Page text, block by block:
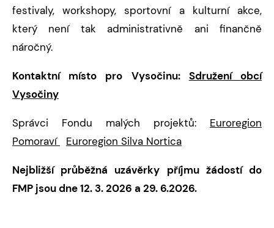
festivaly, workshopy, sportovní a kulturní akce,
který není tak administrativně ani finančně
náročný.
Kontaktní místo pro Vysočinu: Sdružení obcí
Vysočiny
Správci Fondu malých projektů: Euroregion
Pomoraví
Euroregion Silva Nortica
Nejbližší průběžná uzávěrky příjmu žádostí do
FMP jsou dne 12. 3. 2026 a 29. 6.2026.